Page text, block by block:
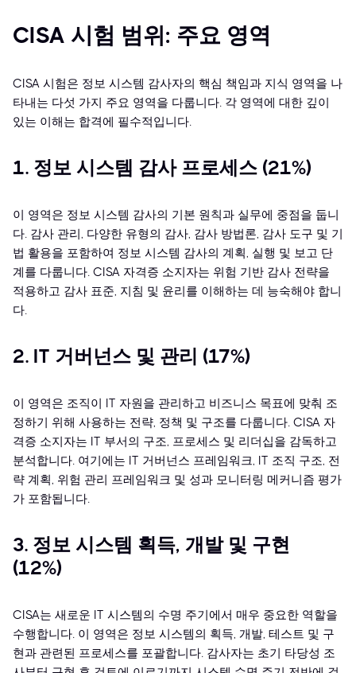
CISA 시험 범위: 주요 영역
CISA 시험은 정보 시스템 감사자의 핵심 책임과 지식 영역을 나
타내는 다섯 가지 주요 영역을 다룹니다. 각 영역에 대한 깊이
있는 이해는 합격에 필수적입니다.
1. 정보 시스템 감사 프로세스 (21%)
이 영역은 정보 시스템 감사의 기본 원칙과 실무에 중점을 둡니
다. 감사 관리, 다양한 유형의 감사, 감사 방법론, 감사 도구 및 기
법 활용을 포함하여 정보 시스템 감사의 계획, 실행 및 보고 단
계를 다룹니다. CISA 자격증 소지자는 위험 기반 감사 전략을
적용하고 감사 표준, 지침 및 윤리를 이해하는 데 능숙해야 합니
다.
2. IT 거버넌스 및 관리 (17%)
이 영역은 조직이 IT 자원을 관리하고 비즈니스 목표에 맞춰 조
정하기 위해 사용하는 전략, 정책 및 구조를 다룹니다. CISA 자
격증 소지자는 IT 부서의 구조, 프로세스 및 리더십을 감독하고
분석합니다. 여기에는 IT 거버넌스 프레임워크, IT 조직 구조, 전
략 계획, 위험 관리 프레임워크 및 성과 모니터링 메커니즘 평가
가 포함됩니다.
3. 정보 시스템 획득, 개발 및 구현
(12%)
CISA는 새로운 IT 시스템의 수명 주기에서 매우 중요한 역할을
수행합니다. 이 영역은 정보 시스템의 획득, 개발, 테스트 및 구
현과 관련된 프로세스를 포괄합니다. 감사자는 초기 타당성 조